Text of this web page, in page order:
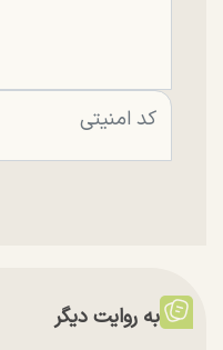
به روایت دیگر